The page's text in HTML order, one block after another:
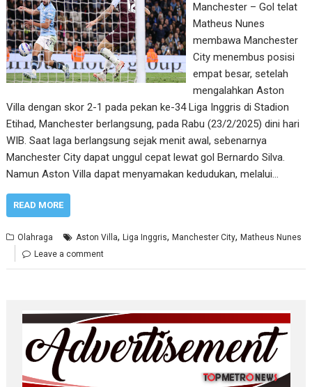
Manchester – Gol telat
Matheus Nunes
membawa Manchester
City menembus posisi
empat besar, setelah
mengalahkan Aston
Villa dengan skor 2-1 pada pekan ke-34 Liga Inggris di Stadion
Etihad, Manchester berlangsung, pada Rabu (23/2/2025) dini hari
WIB. Saat laga berlangsung sejak menit awal, sebenarnya
Manchester City dapat unggul cepat lewat gol Bernardo Silva.
Namun Aston Villa dapat menyamakan kedudukan, melalui…
READ MORE
Olahraga Aston Villa,Liga Inggris,Manchester City,Matheus Nunes
Leave a comment